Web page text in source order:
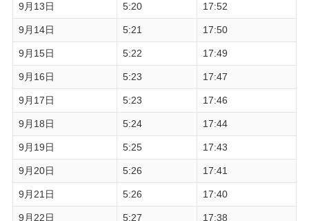
9月13日 5:20 17:52
9月14日 5:21 17:50
9月15日 5:22 17:49
9月16日 5:23 17:47
9月17日 5:23 17:46
9月18日 5:24 17:44
9月19日 5:25 17:43
9月20日 5:26 17:41
9月21日 5:26 17:40
9月22日 5:27 17:38